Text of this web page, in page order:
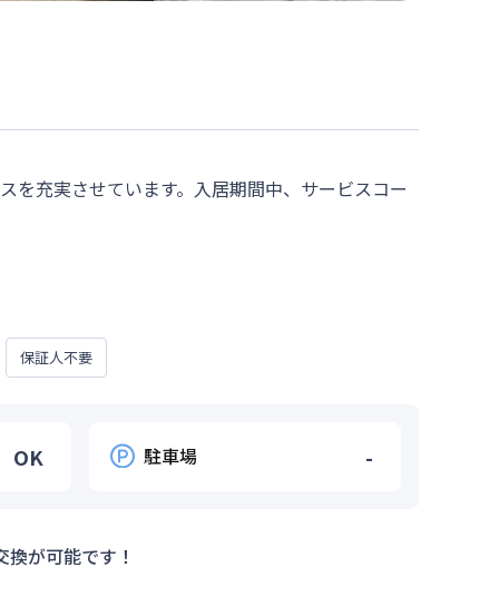
を充実させています。入居期間中、サービスコー
保証人不要
OK 駐車場 -
が可能です！